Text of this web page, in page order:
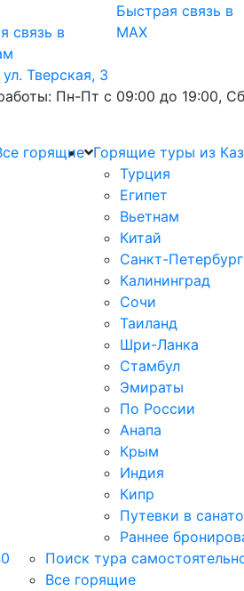
связь в
Быстрая связь в
MAX
ул. Тверская, 3
Пн-Пт с 09:00 до 19:00,
горящие Горящие туры из
Турция
Египет
Вьетнам
Китай
Санкт-Петербург
Калининград
Сочи
Таиланд
Шри-Ланка
Стамбул
Эмираты
По России
Анапа
Крым
Индия
Кипр
Путевки в
Раннее
Поиск тура
Все горящие